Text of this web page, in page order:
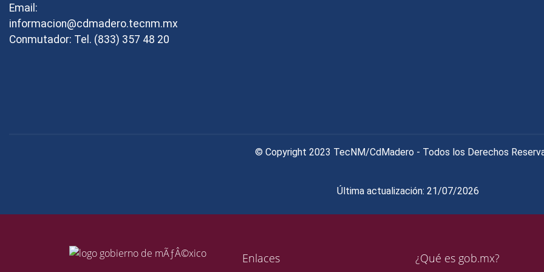
Email:
informacion@cdmadero.tecnm.mx
Conmutador: Tel. (833) 357 48 20
© Copyright 2023 TecNM/CdMadero - Todos los Derechos
Última actualización: 21/07/2026
Enlaces ¿Qué es gob.mx?